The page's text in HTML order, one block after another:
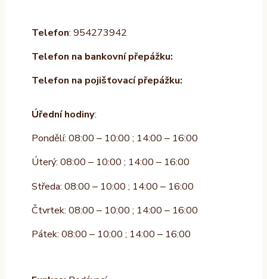
Telefon: 954273942
Telefon na bankovní přepážku:
Telefon na pojišťovací přepážku:
Úřední hodiny:
Pondělí: 08:00 – 10:00 ; 14:00 – 16:00
Úterý: 08:00 – 10:00 ; 14:00 – 16:00
Středa: 08:00 – 10:00 ; 14:00 – 16:00
Čtvrtek: 08:00 – 10:00 ; 14:00 – 16:00
Pátek: 08:00 – 10:00 ; 14:00 – 16:00